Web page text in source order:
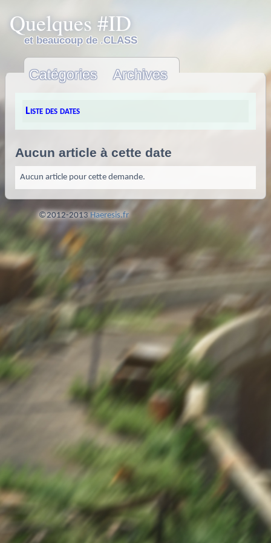
Liste des dates
Aucun article à cette date
Aucun article pour cette demande.
Quelques #ID
et beaucoup de .CLASS
Catégories Archives
©2012-2013 Haeresis.fr